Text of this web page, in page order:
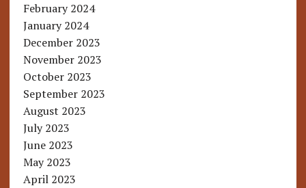
February 2024
January 2024
December 2023
November 2023
October 2023
September 2023
August 2023
July 2023
June 2023
May 2023
April 2023